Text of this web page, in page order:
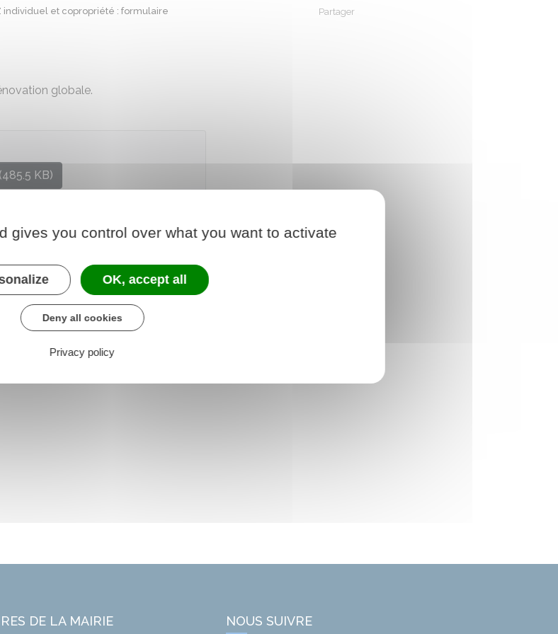
individuel et copropriété : formulaire
Partager
globale.
KB)
DE LA MAIRIE NOUS SUIVRE
gives you control over what you want to activate
OK, accept all
Deny all cookies
Privacy policy